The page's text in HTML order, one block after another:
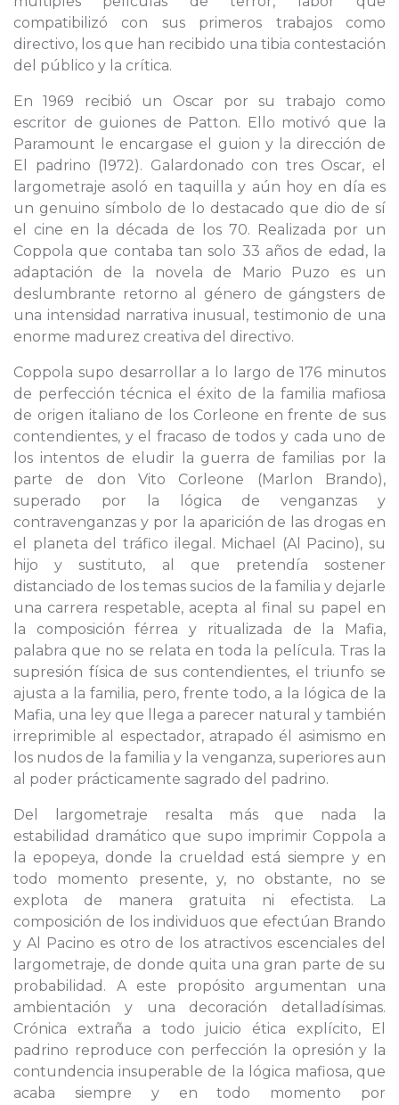
compatibilizó con sus primeros trabajos como
directivo, los que han recibido una tibia contestación
del público y la crítica.
En 1969 recibió un Oscar por su trabajo como
escritor de guiones de Patton. Ello motivó que la
Paramount le encargase el guion y la dirección de
El padrino (1972). Galardonado con tres Oscar, el
largometraje asoló en taquilla y aún hoy en día es
un genuino símbolo de lo destacado que dio de sí
el cine en la década de los 70. Realizada por un
Coppola que contaba tan solo 33 años de edad, la
adaptación de la novela de Mario Puzo es un
deslumbrante retorno al género de gángsters de
una intensidad narrativa inusual, testimonio de una
enorme madurez creativa del directivo.
Coppola supo desarrollar a lo largo de 176 minutos
de perfección técnica el éxito de la familia mafiosa
de origen italiano de los Corleone en frente de sus
contendientes, y el fracaso de todos y cada uno de
los intentos de eludir la guerra de familias por la
parte de don Vito Corleone (Marlon Brando),
superado por la lógica de venganzas y
contravenganzas y por la aparición de las drogas en
el planeta del tráfico ilegal. Michael (Al Pacino), su
hijo y sustituto, al que pretendía sostener
distanciado de los temas sucios de la familia y dejarle
una carrera respetable, acepta al final su papel en
la composición férrea y ritualizada de la Mafia,
palabra que no se relata en toda la película. Tras la
supresión física de sus contendientes, el triunfo se
ajusta a la familia, pero, frente todo, a la lógica de la
Mafia, una ley que llega a parecer natural y también
irreprimible al espectador, atrapado él asimismo en
los nudos de la familia y la venganza, superiores aun
al poder prácticamente sagrado del padrino.
Del largometraje resalta más que nada la
estabilidad dramático que supo imprimir Coppola a
la epopeya, donde la crueldad está siempre y en
todo momento presente, y, no obstante, no se
explota de manera gratuita ni efectista. La
composición de los individuos que efectúan Brando
y Al Pacino es otro de los atractivos escenciales del
largometraje, de donde quita una gran parte de su
probabilidad. A este propósito argumentan una
ambientación y una decoración detalladísimas.
Crónica extraña a todo juicio ética explícito, El
padrino reproduce con perfección la opresión y la
contundencia insuperable de la lógica mafiosa, que
acaba siempre y en todo momento por